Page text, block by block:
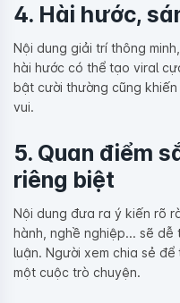
4. Hài hước,
Nội dung giải trí thông
hài hước có thể tạo viral
bật cười thường cũng
vui.
5. Quan điểm
riêng biệt
Nội dung đưa ra ý kiến rõ
hành, nghề nghiệp... sẽ
luận. Người xem chia sẻ
một cuộc trò chuyện.